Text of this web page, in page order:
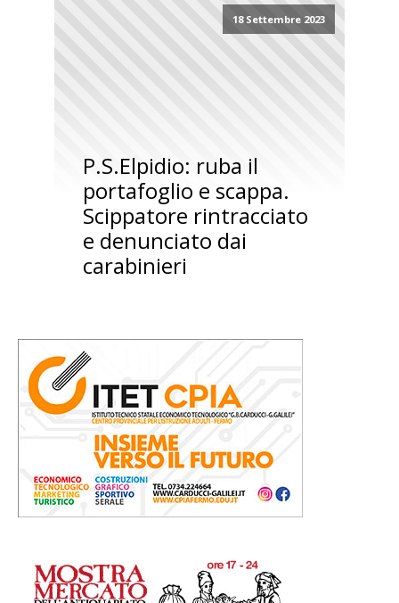
18 Settembre 2023
P.S.Elpidio: ruba il
portafoglio e scappa.
Scippatore rintracciato
e denunciato dai
carabinieri